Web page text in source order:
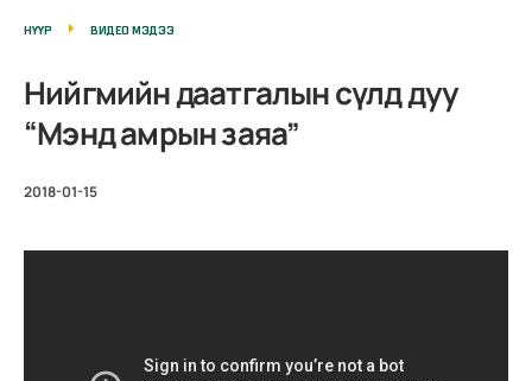
НҮҮР ВИДЕО МЭДЭЭ
Нийгмийн даатгалын сүлд дуу
“Мэнд амрын заяа”
2018-01-15